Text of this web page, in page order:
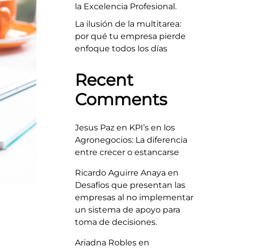
la Excelencia Profesional.
La ilusión de la multitarea:
por qué tu empresa pierde
enfoque todos los días
Recent
Comments
Jesus Pazen KPI’s en los
Agronegocios: La diferencia
entre crecer o estancarse
Ricardo Aguirre Anaya en
Desafíos que presentan las
empresas al no implementar
un sistema de apoyo para
toma de decisiones.
Ariadna Roblesen